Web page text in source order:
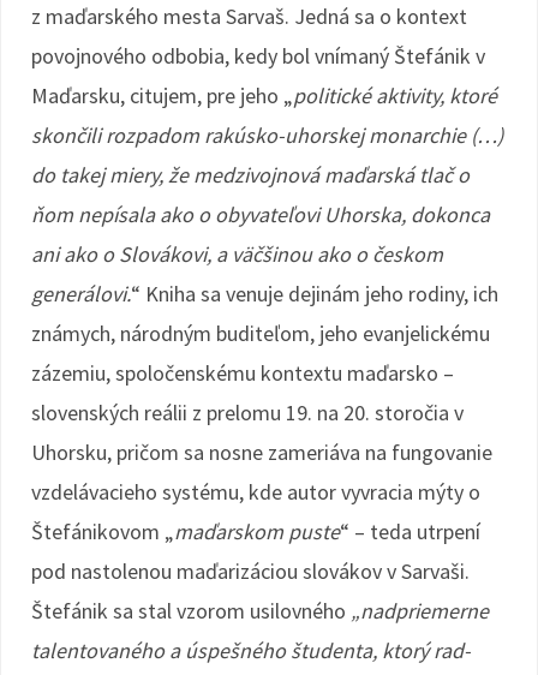
z maďarského mesta Sarvaš. Jedná sa o kontext
povojnového odbobia, kedy bol vnímaný Štefánik v
Maďarsku, citujem, pre jeho „politické aktivity, ktoré
skončili rozpadom rakúsko-uhorskej monarchie (…)
do takej miery, že medzivojnová maďarská tlač o
ňom nepísala ako o obyvateľovi Uhorska, dokonca
ani ako o Slovákovi, a väčšinou ako o českom
generálovi.“ Kniha sa venuje dejinám jeho rodiny, ich
známych, národným buditeľom, jeho evanjelickému
zázemiu, spoločenskému kontextu maďarsko –
slovenských reálii z prelomu 19. na 20. storočia v
Uhorsku, pričom sa nosne zameriáva na fungovanie
vzdelávacieho systému, kde autor vyvracia mýty o
Štefánikovom „maďarskom puste“ – teda utrpení
pod nastolenou maďarizáciou slovákov v Sarvaši.
Štefánik sa stal vzorom usilovného „nadpriemerne
talentovaného a úspešného študenta, ktorý rad-